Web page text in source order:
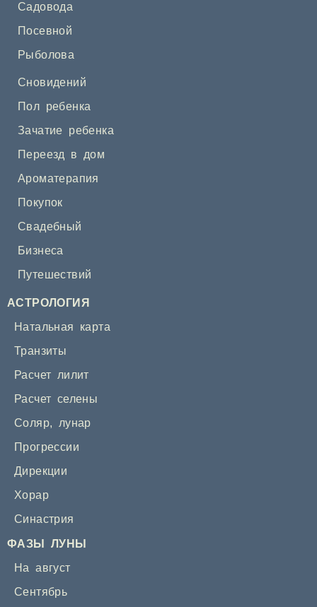
Садовода
Посевной
Рыболова
Сновидений
Пол ребенка
Зачатие ребенка
Переезд в дом
Ароматерапия
Покупок
Свадебный
Бизнеса
Путешествий
АСТРОЛОГИЯ
Натальная карта
Транзиты
Расчет лилит
Расчет селены
Соляр, лунар
Прогрессии
Дирекции
Хорар
Синастрия
ФАЗЫ ЛУНЫ
На август
Сентябрь